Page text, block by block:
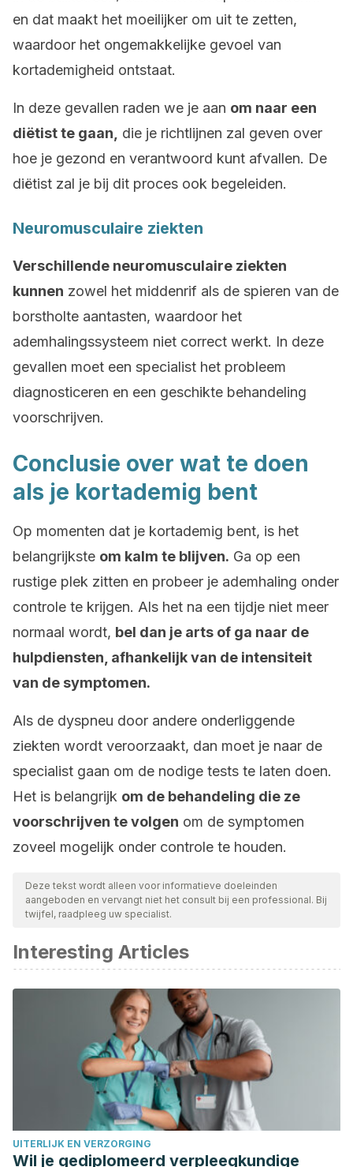
en dat maakt het moeilijker om uit te zetten,
waardoor het ongemakkelijke gevoel van
kortademigheid ontstaat.
In deze gevallen raden we je aan om naar een
diëtist te gaan,
die je richtlijnen zal geven over
hoe je gezond en verantwoord kunt afvallen. De
diëtist zal je bij dit proces ook begeleiden.
Neuromusculaire ziekten
Verschillende neuromusculaire ziekten
kunnen zowel het middenrif als de spieren van de
borstholte aantasten, waardoor het
ademhalingssysteem niet correct werkt. In deze
gevallen moet een specialist het probleem
diagnosticeren en een geschikte behandeling
voorschrijven.
Conclusie over wat te doen
als je kortademig bent
Op momenten dat je kortademig bent, is het
belangrijkste om kalm te blijven. Ga op een
rustige plek zitten en probeer je ademhaling onder
controle te krijgen. Als het na een tijdje niet meer
normaal wordt, bel dan je arts of ga naar de
hulpdiensten, afhankelijk van de intensiteit
van de symptomen.
Als de dyspneu door andere onderliggende
ziekten wordt veroorzaakt, dan moet je naar de
specialist gaan om de nodige tests te laten doen.
Het is belangrijk om de behandeling die ze
voorschrijven te volgen om de symptomen
zoveel mogelijk onder controle te houden.
Deze tekst wordt alleen voor informatieve doeleinden
aangeboden en vervangt niet het consult bij een professional. Bij
twijfel, raadpleeg uw specialist.
Interesting Articles
UITERLIJK EN VERZORGING
Wil je gediplomeerd verpleegkundige